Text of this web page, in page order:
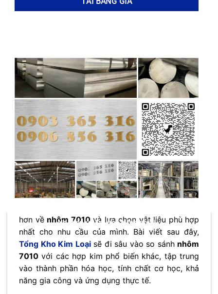
không chỉ là một quyết định về vật liệu mà còn
Bạn có biết nhôm 7010 còn được sử dụng trong
các ứng dụng đặc biệt nào khác của ngành hàng
không vũ trụ? Xem thêmứng dụng của nhôm
trong ngành hàng không vũ trụ
để khám phá!
Nhôm 7010 so sánh với các hợp kim nhôm khác
(7075, 2024…)
Nhôm 7010, một hợp kim nhôm hiệu năng cao,
thường được so sánh với các hợp kim nhôm
khác như7075và2024để làm nổi bật những
ưu điểm và ứng dụng đặc biệt của nó. Việc so
hơn về nhôm 7010và lựa chọn vật liệu phù hợp
nhất cho nhu cầu của mình. Bài viết sau đây,
Tổng Kho Kim Loạisẽ đi sâu vào so sánh nhôm
7010 với các hợp kim phổ biến khác, tập trung
vào thành phần hóa học, tính chất cơ học, khả
năng gia công và ứng dụng thực tế.
No thanks, I’m not interested!